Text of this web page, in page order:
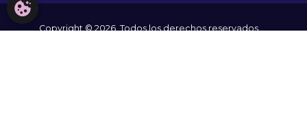
Copyright © 2026. Todos los derechos reservados.
CONFIGURACIÓN DE COOKIES